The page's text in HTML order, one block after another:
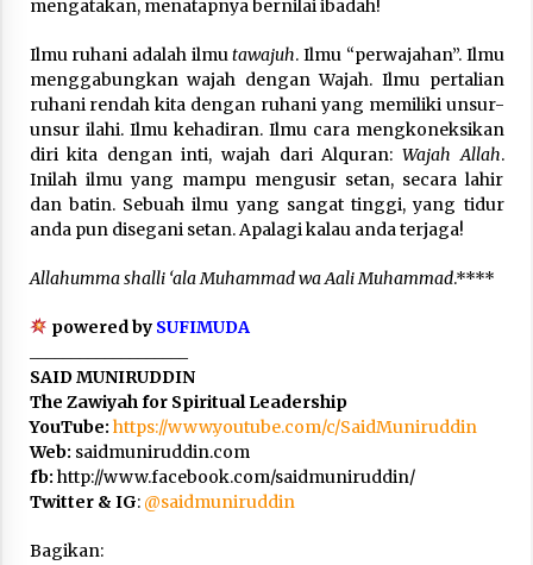
mengatakan, menatapnya bernilai ibadah!
Ilmu ruhani adalah ilmutawajuh. Ilmu “perwajahan”. Ilmu
menggabungkan wajah dengan Wajah. Ilmu pertalian
ruhani rendah kita dengan ruhani yang memiliki unsur-
unsur ilahi. Ilmu kehadiran. Ilmu cara mengkoneksikan
diri kita dengan inti, wajah dari Alquran: Wajah Allah.
Inilah ilmu yang mampu mengusir setan, secara lahir
dan batin. Sebuah ilmu yang sangat tinggi, yang tidur
anda pun disegani setan. Apalagi kalau anda terjaga!
Allahumma shalli ‘ala Muhammad wa Aali Muhammad.****
powered by SUFIMUDA
SAID MUNIRUDDIN
The Zawiyah for Spiritual Leadership
YouTube: https://www.youtube.com/c/SaidMuniruddin
Web: saidmuniruddin.com
fb: http://www.facebook.com/saidmuniruddin/
Twitter & IG: @saidmuniruddin
Bagikan: